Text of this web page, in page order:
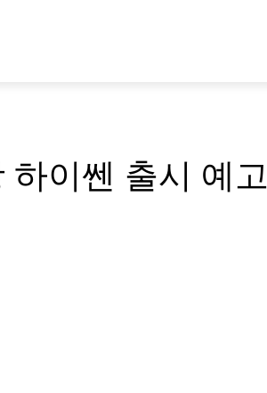
하이쎈 출시 예고